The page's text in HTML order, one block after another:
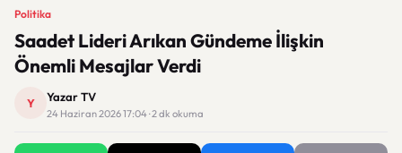
Politika
Saadet Lideri Arıkan Gündeme İlişkin
Önemli Mesajlar Verdi
Y Yazar TV
24 Haziran 2026 17:04 · 2 dk okuma